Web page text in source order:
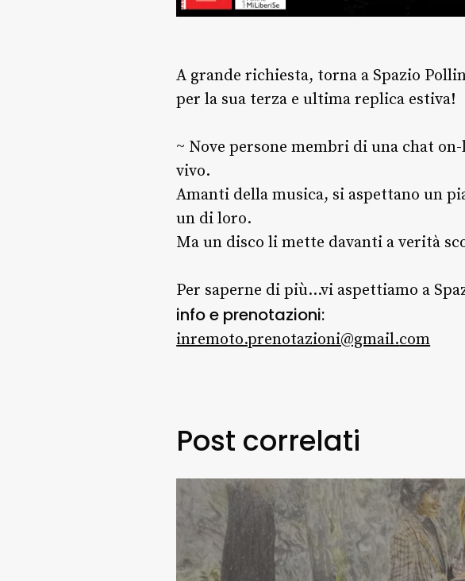
A grande richiesta, torna a Spazio
per la sua terza e ultima replica estiva!
~ Nove persone membri di una chat
vivo.
Amanti della musica, si aspettano un
un di loro.
Ma un disco li mette davanti a verità
Per saperne di più…vi aspettiamo a
info e prenotazioni:
inremoto.prenotazioni@gmail.com
Post correlati